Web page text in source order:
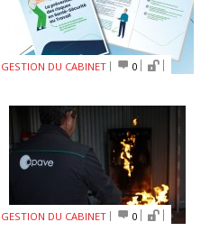
GESTION DU CABINET 0
GESTION DU CABINET 0